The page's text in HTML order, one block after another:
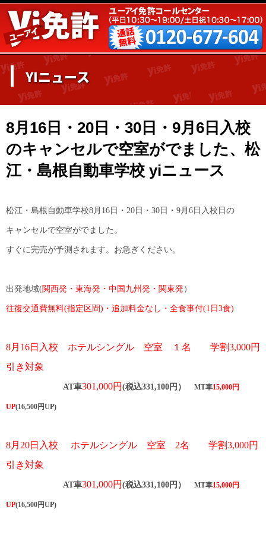
YIニュース
8月16日・20日・30日・9月6日入校
のキャンセルで空室がでました、松
江・島根自動車学校 yiニュース
松江・島根自動車学校8月16日・ 20日・30日・9月6日 入校日の
キャンセルで空室がでました。
すぐに完売が予測されます。お急ぎください。
出発地域(関西発 ・東海発・中国九州発・関東発 ）
往復交通費無料(指定区間)・追加料金なし・全食事付(1日3食)
8月16日入校 ホテルシングル 空室 １名 学割3,000円
引き対象
AT車301,000円 (税込331,100円） MT車15,000円
UP(16,500円UP)
8月20日入校 ホテルシングル 空室 2名
学割3,000円
引き対象
AT車301,000円 (税込331,100円） MT車15,000円
UP(16,500円UP)